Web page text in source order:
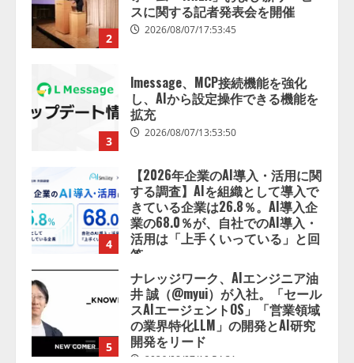
3
拡充
2026/08/07/13:53:50
4
する調査】AIを組織として導入で
きている企業は26.8％。AI導入企
業の68.0％が、自社でのAI導入・
活用は「上手くいっている」と回
2026/08/07/13:53:50
5
ナレッジワーク、AIエンジニア油
井 誠（@myui）が入社。「セール
スAIエージェントOS」「営業領域
の業界特化LLM」の開発とAI研究
開発をリード
1
【ドローン
AI】ドローン操縦を
AIがアドバイス「AIコーチ」をリ
リース
2026/08/09/01:53:44